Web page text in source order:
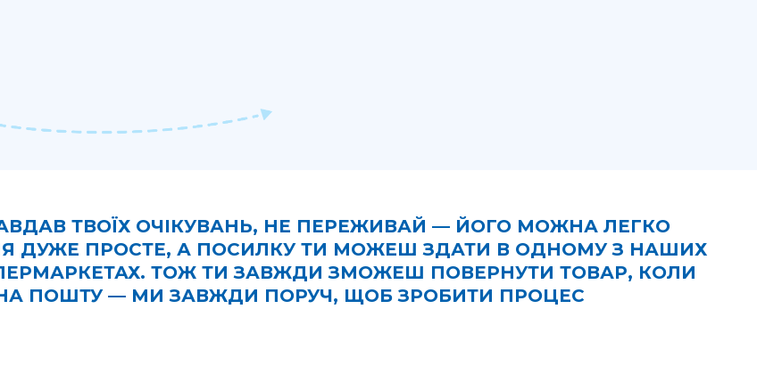
ТВОЇХ ОЧІКУВАНЬ, НЕ ПЕРЕЖИВАЙ — ЙОГО МОЖНА ЛЕГКО
ДУЖЕ ПРОСТЕ, А ПОСИЛКУ ТИ МОЖЕШ ЗДАТИ В ОДНОМУ З НАШИХ
ТОЖ ТИ ЗАВЖДИ ЗМОЖЕШ ПОВЕРНУТИ ТОВАР, КОЛИ
НА ПОШТУ — МИ ЗАВЖДИ ПОРУЧ, ЩОБ ЗРОБИТИ ПРОЦЕС